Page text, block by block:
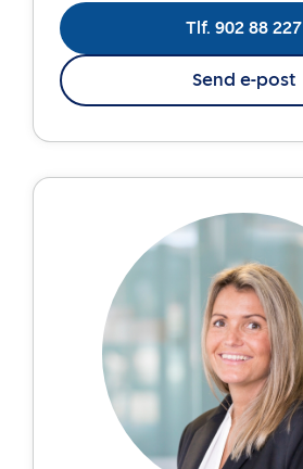
Tlf. 902 88 227
Send e-post